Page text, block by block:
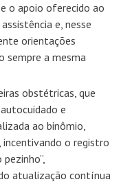
o apoio oferecido ao
e, nesse
orientações
sempre a mesma
obstétricas, que
e
ao binômio,
incentivando o registro
atualização contínua